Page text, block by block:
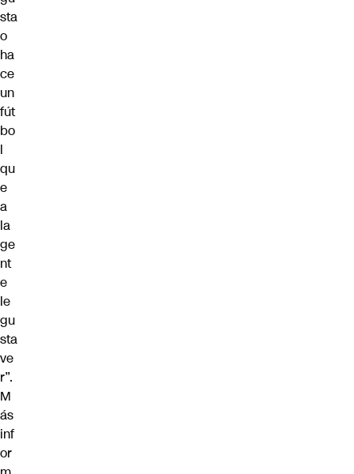
sta
o
ha
ce
un
fút
bo
l
qu
e
a
la
ge
nt
e
le
gu
sta
ve
r”.
M
ás
inf
or